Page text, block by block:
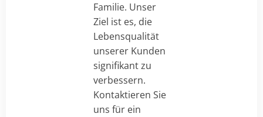
Familie. Unser
Ziel ist es, die
Lebensqualität
unserer Kunden
signifikant zu
verbessern.
Kontaktieren Sie
uns für ein